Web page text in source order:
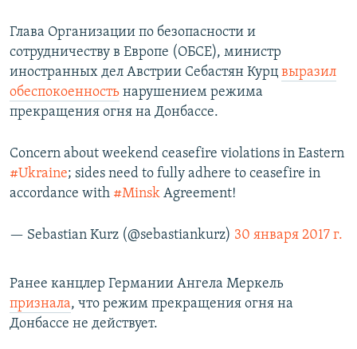
Глава Организации по безопасности и
сотрудничеству в Европе (ОБСЕ), министр
иностранных дел Австрии Себастян Курц выразил
обеспокоенность нарушением режима
прекращения огня на Донбассе.
Concern about weekend ceasefire violations in Eastern
#Ukraine; sides need to fully adhere to ceasefire in
accordance with #Minsk Agreement!
— Sebastian Kurz (@sebastiankurz) 30 января 2017 г.
Ранее канцлер Германии Ангела Меркель
признала, что режим прекращения огня на
Донбассе не действует.